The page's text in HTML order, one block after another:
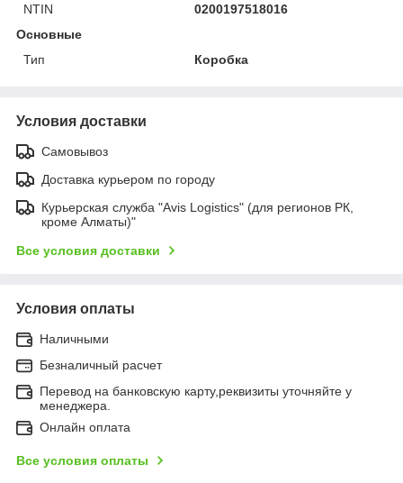
NTIN
0200197518016
Основные
Тип
Коробка
Условия доставки
Самовывоз
Доставка курьером по городу
Курьерская служба "Avis Logistics" (для регионов РК,
кроме Алматы)"
Все условия доставки
Условия оплаты
Наличными
Безналичный расчет
Перевод на банковскую карту,реквизиты уточняйте у
менеджера.
Онлайн оплата
Все условия оплаты